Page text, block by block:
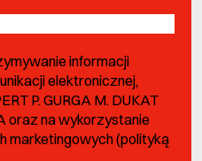
informacji
elektronicznej,
P. GURGA M. DUKAT
oraz na wykorzystanie
marketingowych (polityką